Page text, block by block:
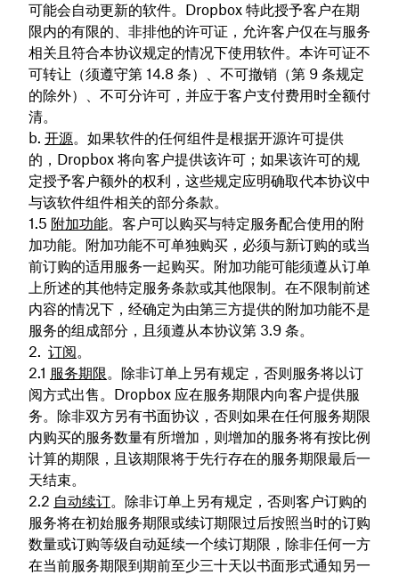
可能会自动更新的软件。Dropbox 特此授予客户在期
限内的有限的、非排他的许可证，允许客户仅在与服务
相关且符合本协议规定的情况下使用软件。本许可证不
可转让（须遵守第 14.8 条）、不可撤销（第 9 条规定
的除外）、不可分许可，并应于客户支付费用时全额付
清。
开源。如果软件的任何组件是根据开源许可提供
的，Dropbox 将向客户提供该许可；如果该许可的规
定授予客户额外的权利，这些规定应明确取代本协议中
与该软件组件相关的部分条款。
附加功能。客户可以购买与特定服务配合使用的附
加功能。附加功能不可单独购买，必须与新订购的或当
前订购的适用服务一起购买。附加功能可能须遵从订单
上所述的其他特定服务条款或其他限制。在不限制前述
内容的情况下，经确定为由第三方提供的附加功能不是
服务的组成部分，且须遵从本协议第 3.9 条。
订阅。
服务期限。除非订单上另有规定，否则服务将以订
阅方式出售。Dropbox 应在服务期限内向客户提供服
务。除非双方另有书面协议，否则如果在任何服务期限
内购买的服务数量有所增加，则增加的服务将有按比例
计算的期限，且该期限将于先行存在的服务期限最后一
天结束。
自动续订。除非订单上另有规定，否则客户订购的
服务将在初始服务期限或续订期限过后按照当时的订购
数量或订购等级自动延续一个续订期限，除非任何一方
在当前服务期限到期前至少三十天以书面形式通知另一